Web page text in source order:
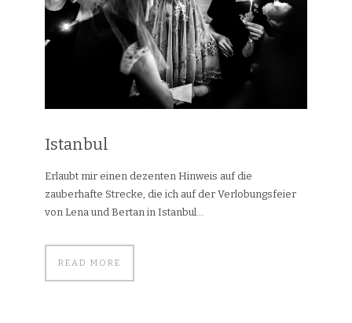
Istanbul
Erlaubt mir einen dezenten Hinweis auf die
zauberhafte Strecke, die ich auf der Verlobungsfeier
von Lena und Bertan in Istanbul...
READ MORE